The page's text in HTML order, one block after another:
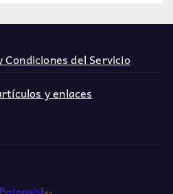
del Servicio
y enlaces